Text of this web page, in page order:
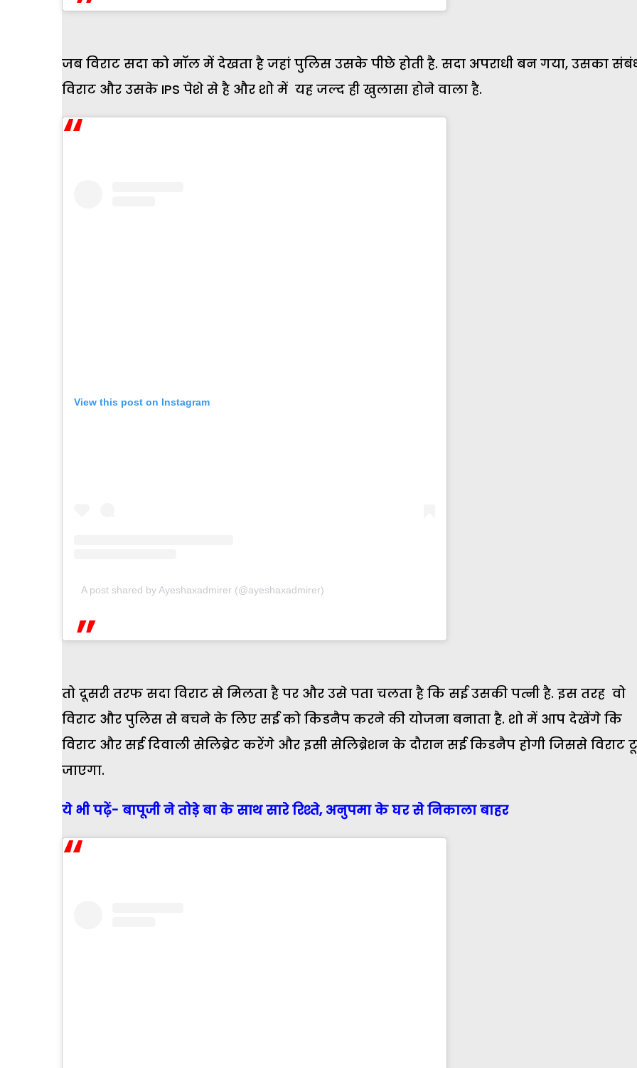
जब विराट सदा को मॉल में देखता है जहां पुलिस उसके पीछे होती है. सदा अपराधी बन गया, उसका
विराट और उसके IPS पेशे से है और शो में यह जल्द ही खुलासा होने वाला है.
View this post on Instagram
A post shared by Ayeshaxadmirer (@ayeshaxadmirer)
तो दूसरी तरफ सदा विराट से मिलता है पर और उसे पता चलता है कि सई उसकी पत्नी है. इस तरह वो
विराट और पुलिस से बचने के लिए सई को किडनैप करने की योजना बनाता है. शो में आप देखेंगे कि
विराट और सई दिवाली सेलिब्रेट करेंगे और इसी सेलिब्रेशन के दौरान सई किडनैप होगी जिससे विराट
जाएगा.
ये भी पढ़ें- बापूजी ने तोड़े बा के साथ सारे रिश्ते, अनुपमा के घर से निकाला बाहर